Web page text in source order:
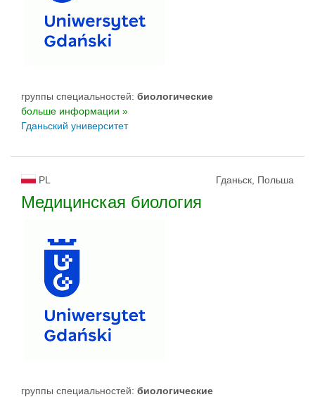
группы специальностей: биологическиe
больше информации »
Гданьский университет
PL Гданьск, Польша
Медицинская биология
группы специальностей: биологическиe